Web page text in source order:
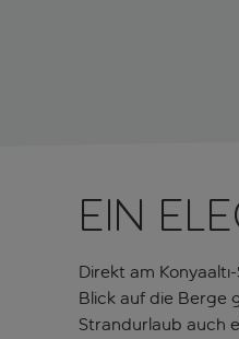
Ein
Direkt am
Blick auf die Berge
Strandurlaub auch